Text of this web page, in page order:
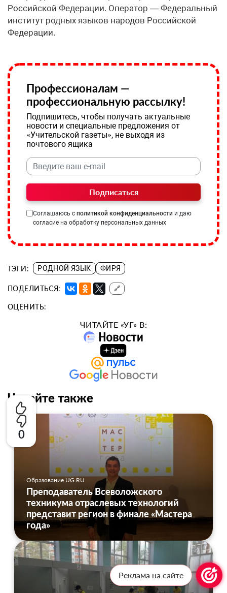
0
Российской Федерации. Оператор — Федеральный
институт родных языков народов Российской
Федерации.
Профессионалам —
профессиональную рассылку!
Подпишитесь, чтобы получать актуальные
новости и специальные предложения от
«Учительской газеты», не выходя из
почтового ящика
Подписаться
Соглашаюсь с политикой конфиденциальности и даю
согласие на обработку персональных данных
ТЭГИ: РОДНОЙ ЯЗЫК ФИРЯ
ПОДЕЛИТЬСЯ: 🔗
ОЦЕНИТЬ:
ЧИТАЙТЕ «УГ» В:
Читайте также
Образование UG.RU
Преподаватель Всеволожского
техникума отраслевых технологий
представит регион в финале «Мастера
года»
Реклама на сайте